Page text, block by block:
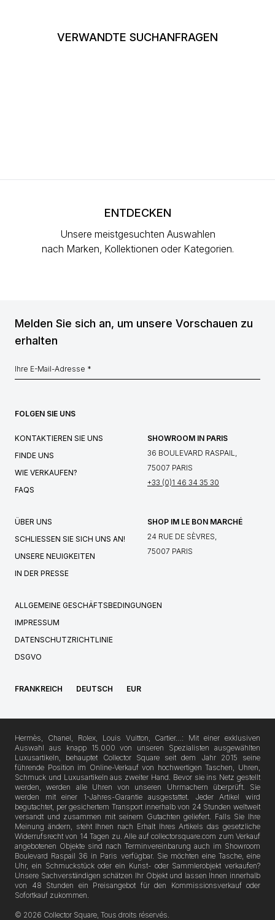
VERWANDTE SUCHANFRAGEN
ENTDECKEN
Unsere meistgesuchten Auswahlen
nach Marken, Kollektionen oder Kategorien.
Melden Sie sich an, um unsere Vorschauen zu
erhalten
FOLGEN SIE UNS
KONTAKTIEREN SIE UNS
FINDE UNS
WIE VERKAUFEN?
FAQS
SHOWROOM IN PARIS
36 BOULEVARD RASPAIL,
75007 PARIS
+33 (0)1 46 34 35 30
ÜBER UNS
SCHLIESSEN SIE SICH UNS AN!
UNSERE NEUIGKEITEN
IN DER PRESSE
SHOP IM LE BON MARCHÉ
24 RUE DE SÈVRES,
75007 PARIS
ALLGEMEINE GESCHÄFTSBEDINGUNGEN
IMPRESSUM
DATENSCHUTZRICHTLINIE
DSGVO
FRANKREICH DEUTSCH EUR
Hermès, Chanel, Rolex, Louis Vuitton, Cartier…: Mit einer exklusiven
Auswahl aus knapp 15.000 von unseren Spezialisten ausgewählten
Luxusartikeln, behauptet Collector Square seit dem Jahr 2015 seine
führende Position im Online-Verkauf von hochwertigen Taschen, Uhren,
Schmuck und Luxusartikeln aus zweiter Hand. Bevor sie ins Netz gestellt
werden, werden alle Uhren von unseren Uhrmachern überprüft. Sie
werden mit einer 1-Jahres-Garantie ausgestattet. Jeder Artikel wird
begutachtet, per gesichertem Transport innerhalb von 24 Stunden weltweit
versandt und zusammen mit seinem Gutachten geliefert. Falls Sie Ihre
Meinung ändern, steht Ihnen nach Erhalt Ihres Artikels das gesetzliche
Widerrufsrecht von 14 Tagen zu. Alle auf collectorsquare.com zum Verkauf
angebotenen Objekte sind nach Terminvereinbarung auch im Showroom
Boulevard Raspail 36 in Paris verfügbar. Sie möchten eine Tasche, eine
Uhr, ein Schmuckstück oder ein Kunst- oder Sammlerobjekt verkaufen?
Unsere Sachverständigen schätzen Ihr Objekt und lassen Ihnen innerhalb
von 48 Stunden ein Preisangebot für den Kommissionsverkauf oder
Sofortkauf zukommen.
© 2026 Collector Square, Tous droits réservés.